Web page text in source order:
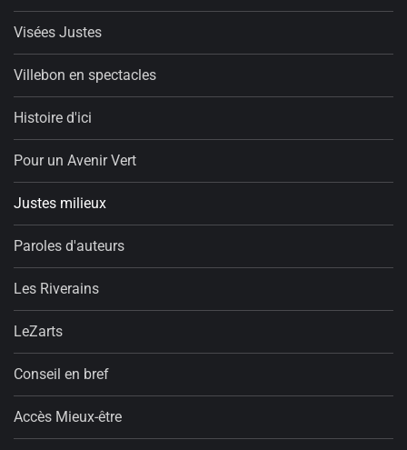
Visées Justes
Villebon en spectacles
Histoire d'ici
Pour un Avenir Vert
Justes milieux
Paroles d'auteurs
Les Riverains
LeZarts
Conseil en bref
Accès Mieux-être